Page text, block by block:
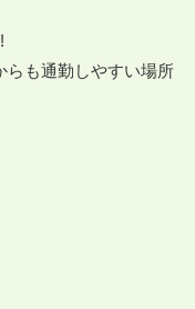
らも通勤しやすい場所